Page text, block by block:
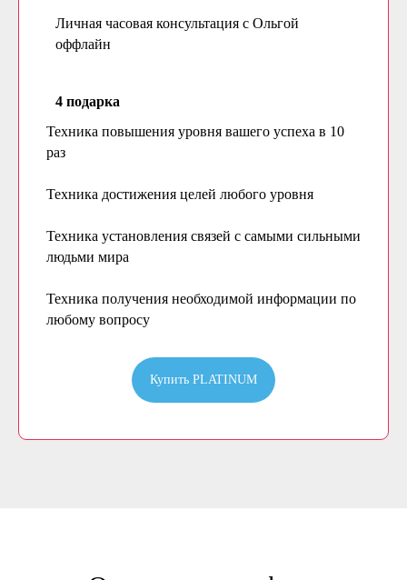
Личная часовая консультация с Ольгой
оффлайн
4 подарка
Техника повышения уровня вашего успеха в 10
раз
Техника достижения целей любого уровня
Техника установления связей с самыми сильными
людьми мира
Техника получения необходимой информации по
любому вопросу
Купить PLATINUM